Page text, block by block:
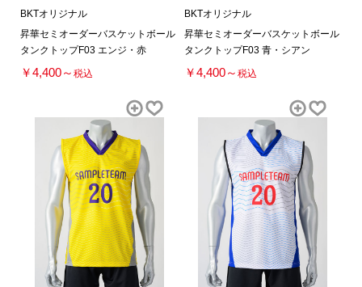
BKTオリジナル
昇華セミオーダーバスケットボール
タンクトップF03 エンジ・赤
￥4,400～税込
BKTオリジナル
昇華セミオーダーバスケットボール
タンクトップF03 青・シアン
￥4,400～ 税込